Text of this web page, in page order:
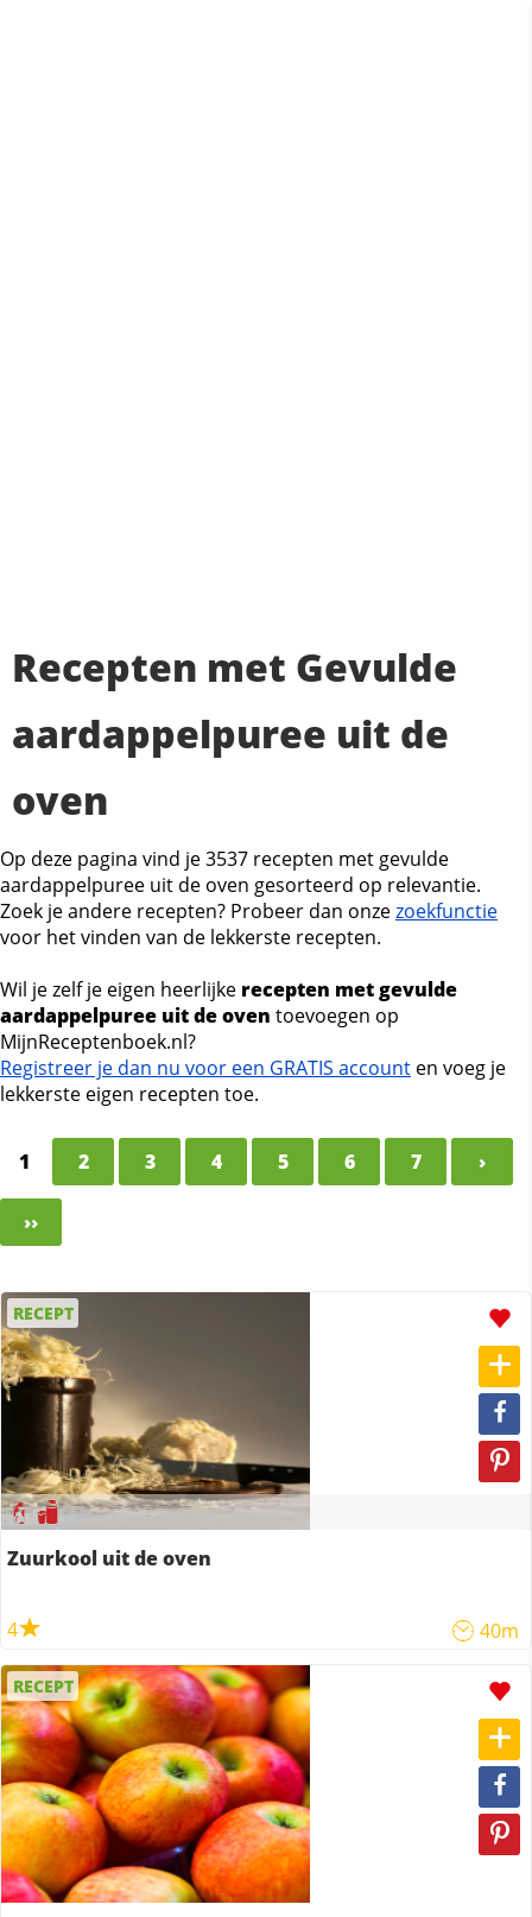
Recepten met Gevulde
aardappelpuree uit de
oven
Op deze pagina vind je 3537 recepten met gevulde
aardappelpuree uit de oven gesorteerd op relevantie.
Zoek je andere recepten? Probeer dan onzezoekfunctie
voor het vinden van de lekkerste recepten.
Wil je zelf je eigen heerlijke recepten met gevulde
aardappelpuree uit de oven toevoegen op
MijnReceptenboek.nl?
Registreer je dan nu voor een GRATIS account en voeg je
lekkerste eigen recepten toe.
1 2 3 4 5 6 7 ›
››
RECEPT
Zuurkool uit de oven
4 40m
RECEPT